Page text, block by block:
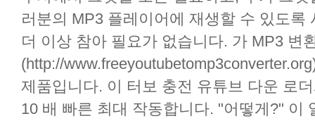
러분의 MP3 플레이어에 재생할 수 있도록
더 이상 참아 필요가 없습니다. 가 MP3 변
(http://
제품입니다. 이 터보 충전 유튜브 다운 로
10 배 빠른 최대 작동합니다. "어떻게?" 이